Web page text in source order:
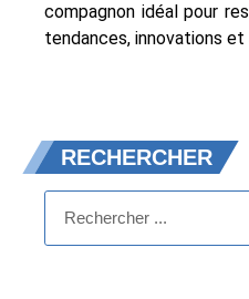
compagnon idéal pour
tendances, innovations
RECHERCHER